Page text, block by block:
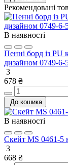
Рекомендовані
В наявності
Пенні борд із PU
дизайном 0749-6-
3
678 ₴
До кошика
В наявності
Скейт MS 0461-
3
668 ₴